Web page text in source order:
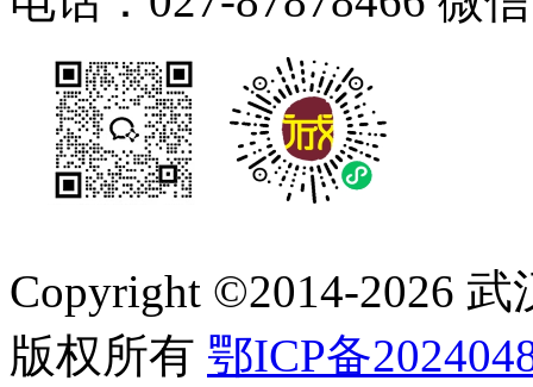
Copyright ©2014-2026
版权所有 鄂ICP备